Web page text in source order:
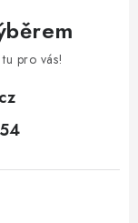
pro vás!